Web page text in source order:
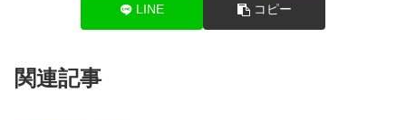
LINE コピー
関連記事